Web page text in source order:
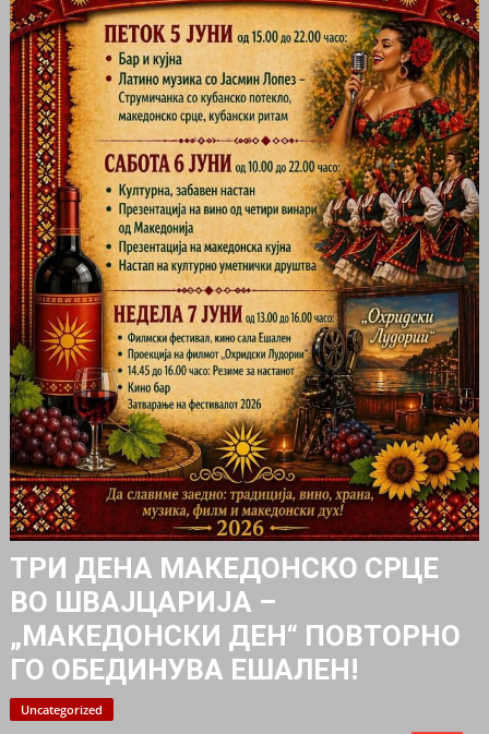
ТРИ ДЕНА МАКЕДОНСКО СРЦЕ
ВО ШВАЈЦАРИЈА –
„МАКЕДОНСКИ ДЕН“ ПОВТОРНО
ГО ОБЕДИНУВА ЕШАЛЕН!
Uncategorized